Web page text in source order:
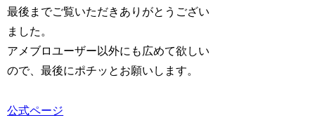
最後までご覧いただきありがとうござい
ました。
アメブロユーザー以外にも広めて欲しい
ので、最後にポチッとお願いします。
公式ページ